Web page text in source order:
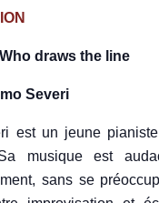
draws the line
Severi
est un jeune
musique est
sans se